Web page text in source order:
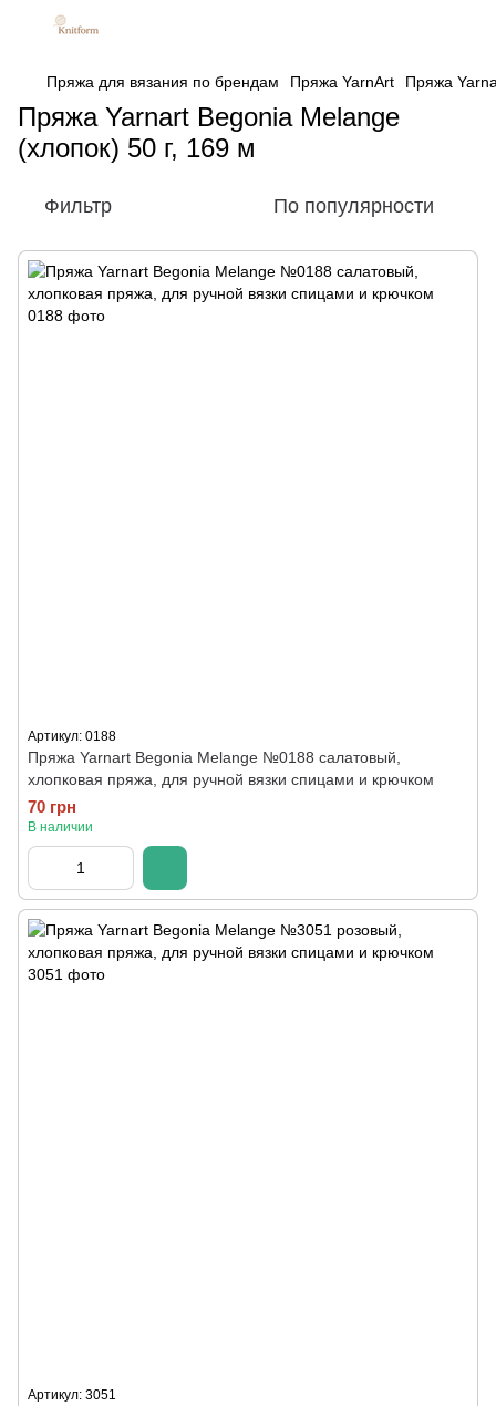
Пряжа для вязания по брендам Пряжа YarnArt Пряжа
Пряжа Yarnart Begonia Melange
(хлопок) 50 г, 169 м
Фильтр По популярности
Артикул: 0188
Пряжа Yarnart Begonia Melange №0188 салатовый,
хлопковая пряжа, для ручной вязки спицами и крючком
70 грн
В наличии
Артикул: 3051